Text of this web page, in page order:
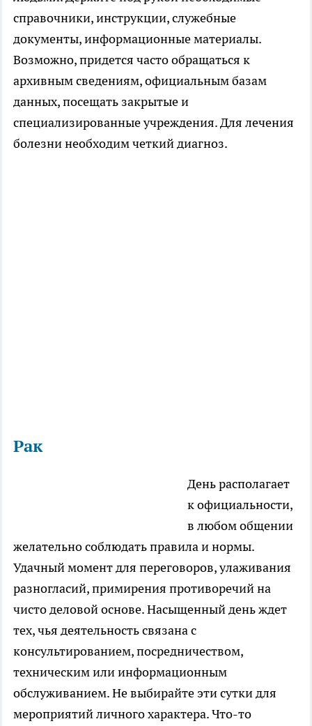
справочники, инструкции, служебные
документы, информационные материалы.
Возможно, придется часто обращаться к
архивным сведениям, официальным базам
данных, посещать закрытые и
специализированные учреждения. Для лечения
болезни необходим четкий диагноз.
Рак
День располагает
к официальности,
в любом общении
желательно соблюдать правила и нормы.
Удачный момент для переговоров, улаживания
разногласий, примирения противоречий на
чисто деловой основе. Насыщенный день ждет
тех, чья деятельность связана с
консультированием, посредничеством,
техническим или информационным
обслуживанием. Не выбирайте эти сутки для
мероприятий личного характера. Что-то